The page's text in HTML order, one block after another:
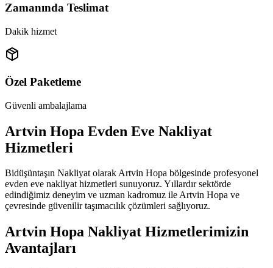
Zamanında Teslimat
Dakik hizmet
Özel Paketleme
Güvenli ambalajlama
Artvin Hopa Evden Eve Nakliyat
Hizmetleri
Bidüşüntaşın Nakliyat olarak Artvin Hopa bölgesinde profesyonel
evden eve nakliyat hizmetleri sunuyoruz. Yıllardır sektörde
edindiğimiz deneyim ve uzman kadromuz ile Artvin Hopa ve
çevresinde güvenilir taşımacılık çözümleri sağlıyoruz.
Artvin Hopa Nakliyat Hizmetlerimizin
Avantajları